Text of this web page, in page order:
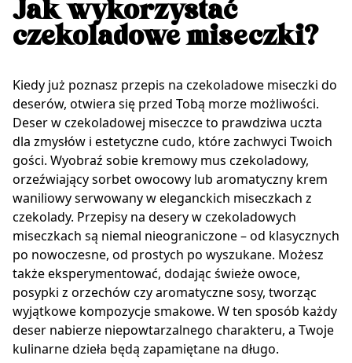
Jak wykorzystać
czekoladowe miseczki?
Kiedy już poznasz przepis na czekoladowe miseczki do
deserów, otwiera się przed Tobą morze możliwości.
Deser w czekoladowej miseczce to prawdziwa uczta
dla zmysłów i estetyczne cudo, które zachwyci Twoich
gości. Wyobraź sobie kremowy mus czekoladowy,
orzeźwiający sorbet owocowy lub aromatyczny krem
waniliowy serwowany w eleganckich miseczkach z
czekolady. Przepisy na desery w czekoladowych
miseczkach są niemal nieograniczone – od klasycznych
po nowoczesne, od prostych po wyszukane. Możesz
także eksperymentować, dodając świeże owoce,
posypki z orzechów czy aromatyczne sosy, tworząc
wyjątkowe kompozycje smakowe. W ten sposób każdy
deser nabierze niepowtarzalnego charakteru, a Twoje
kulinarne dzieła będą zapamiętane na długo.